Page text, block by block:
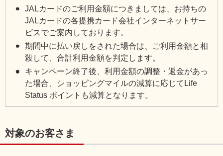
JALカードのご利用金額につきましては、お持ちの
JALカードの各提携カード会社インターネットサー
ビスでご案内しております。
期間中に払い戻しをされた場合は、ご利用金額と相
殺して、合計利用金額を判定します。
キャンペーン終了後、利用金額の調整・返金があっ
た場合、ショッピングマイルの減算に応じてLife
Status ポイントも減算となります。
対象のお客さま